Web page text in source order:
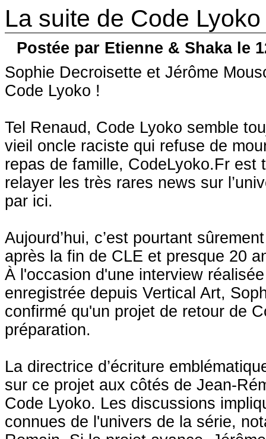
La suite de Code
Postée par Etienne & Shaka le
Sophie Decroisette et Jérôme
Code Lyoko !
Tel Renaud, Code Lyoko semble
vieil oncle raciste qui refuse de
repas de famille, CodeLyoko.Fr
relayer les très rares news sur
par ici.
Aujourd’hui, c’est pourtant
après la fin de CLE et presque 20
À l'occasion d'une interview
enregistrée depuis Vertical Art,
confirmé qu'un projet de retour de
préparation.
La directrice d’écriture
sur ce projet aux côtés de Jean-
Code Lyoko. Les discussions
connues de l'univers de la série,